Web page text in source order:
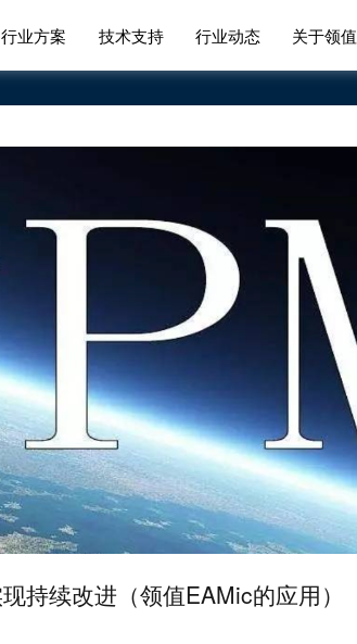
行业方案 技术支持 行业动态 关于领值
持续改进（领值EAMic的应用）